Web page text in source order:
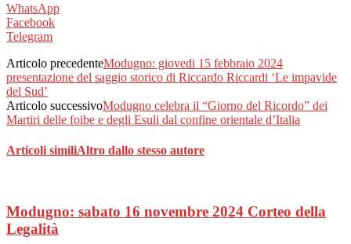
WhatsApp
Facebook
Telegram
Articolo precedenteModugno: giovedi 15 febbraio 2024
presentazione del saggio storico di Riccardo Riccardi ‘Le impavide
del Sud’
Articolo successivoModugno celebra il “Giorno del Ricordo” dei
Martiri delle foibe e degli Esuli dal confine orientale d’Italia
Articoli similiAltro dallo stesso autore
Modugno: sabato 16 novembre 2024 Corteo della
Legalità